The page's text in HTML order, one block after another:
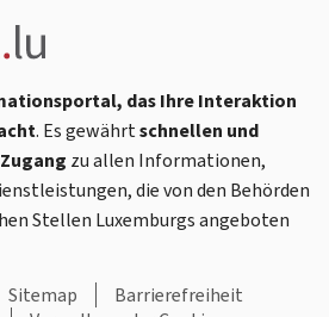
das Ihre Interaktion
. Es gewährtschnellen und
zu allen Informationen,
die von den Behörden
Stellen Luxemburgs angeboten
Sitemap
Barrierefreiheit